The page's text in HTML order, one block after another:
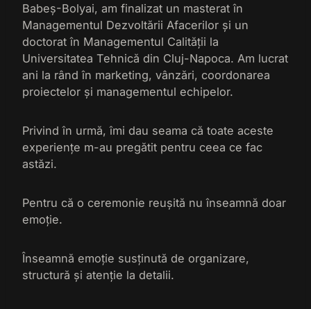
Babeș-Bolyai, am finalizat un masterat în
Managementul Dezvoltării Afacerilor și un
doctorat în Managementul Calității la
Universitatea Tehnică din Cluj-Napoca. Am lucrat
ani la rând în marketing, vânzări, coordonarea
proiectelor și managementul echipelor.
Privind în urmă, îmi dau seama că toate aceste
experiențe m-au pregătit pentru ceea ce fac
astăzi.
Pentru că o ceremonie reușită nu înseamnă doar
emoție.
Înseamnă emoție susținută de organizare,
structură și atenție la detalii.